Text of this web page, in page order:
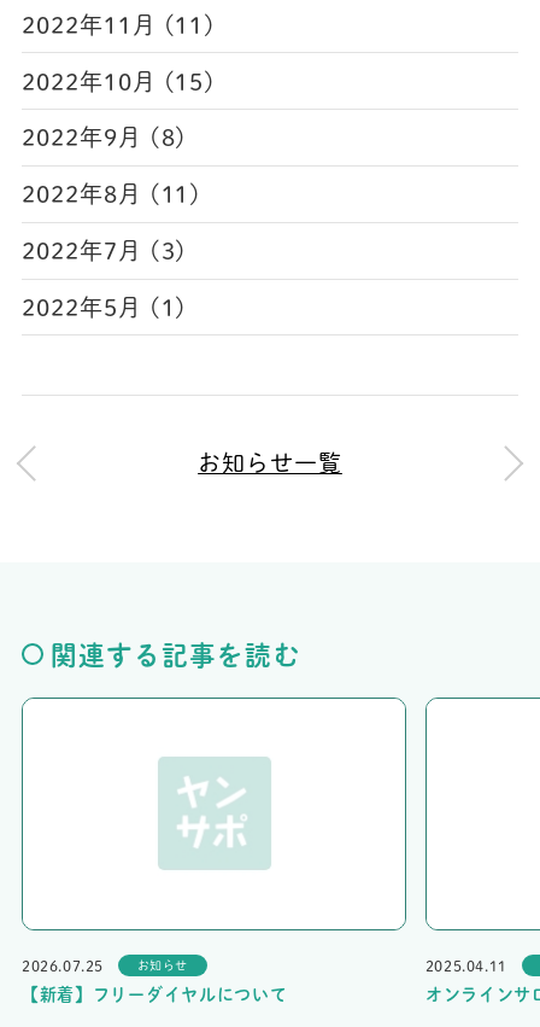
2022年11月 (11)
2022年10月 (15)
2022年9月 (8)
2022年8月 (11)
2022年7月 (3)
2022年5月 (1)
お知らせ一覧
関連する記事を読む
2026.07.25 お知らせ
【新着】フリーダイヤルについて
2025.04.11
オンラインサ